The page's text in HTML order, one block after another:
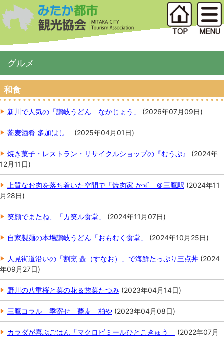
グルメ
和食
新川で人気の「讃岐うどん なかじょう」 (2026年07月09日)
蕎麦酒肴 多加はし (2025年04月01日)
焼き菓子・レストラン・リサイクルショップの『むうぷ』 (2024年
12月11日)
上質なお肉を落ち着いた空間で「焼肉家 かず」＠三鷹駅 (2024年11
月28日)
笑顔でまたね、「カ笑ル食堂」 (2024年11月07日)
自家製麺の本場讃岐うどん「おもむく食堂」 (2024年10月25日)
人見街道沿いの「割烹 矗（すなお）」で海鮮たっぷり三点丼 (2024
年09月27日)
野川の八重桜と菜の花＆惣菜たつみ (2023年04月14日)
三鷹コラル 季寄せ 蕎麦 柏や (2023年04月08日)
カラダが喜ぶごはん「マクロビミールひとこきゅう」 (2022年07月